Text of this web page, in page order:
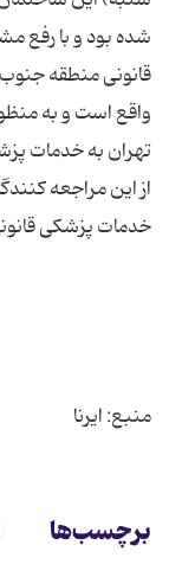
شده بود و با رفع
قانونی منطقه
واقع است و به
تهران به خدمات
از این مراجعه
منبع: ایرنا
برچسب‌ها